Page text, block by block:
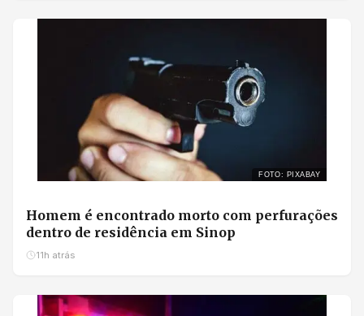
FOTO: PIXABAY
Homem é encontrado morto com perfurações
dentro de residência em Sinop
11h atrás